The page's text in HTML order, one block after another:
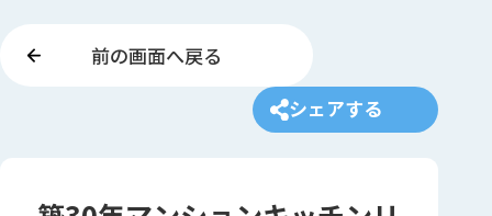
前の画面へ戻る
シェアする